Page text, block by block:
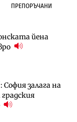
ПРЕПОРЪЧАНИ
йена
залага на
градския
изпълнител за
устройства с
устройства с
на цените